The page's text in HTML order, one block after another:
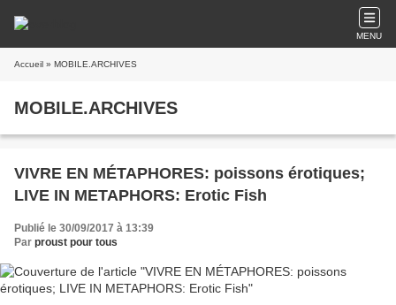
MENU
Accueil » MOBILE.ARCHIVES
MOBILE.ARCHIVES
VIVRE EN MÉTAPHORES: poissons érotiques;
LIVE IN METAPHORS: Erotic Fish
Publié le 30/09/2017 à 13:39
Par proust pour tous